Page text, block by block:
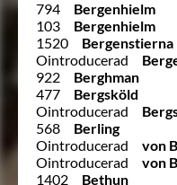
794
Bergenhielm
103
Bergenhielm
1520
Bergenstierna
Ointroducerad
922
Berghman
477
Bergsköld
Ointroducerad
568
Berling
Ointroducerad
von
Ointroducerad
von
1402
Bethun